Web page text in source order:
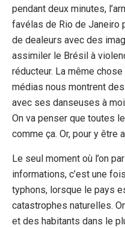
pendant deux minutes,
favélas de Rio de Janeiro
de dealeurs avec des
assimiler le Brésil à
réducteur. La même
médias nous montrent
avec ses danseuses à
On va penser que toutes
comme ça. Or, pour y être
Le seul moment où l’on
informations, c’est une
typhons, lorsque le pays
catastrophes naturelles.
et des habitants dans le